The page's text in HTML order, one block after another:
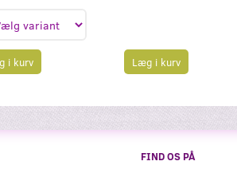
i kurv Læg i kurv
FIND OS PÅ